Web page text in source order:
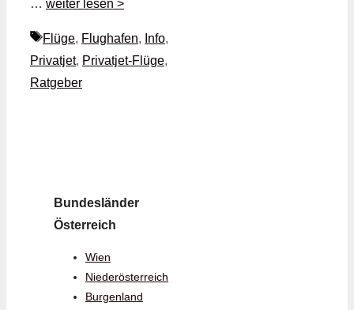
… weiter lesen >
Schlagwörter
Flüge, Flughafen, Info,
Privatjet, Privatjet-Flüge,
Ratgeber
Bundesländer
Österreich
Wien
Niederösterreich
Burgenland